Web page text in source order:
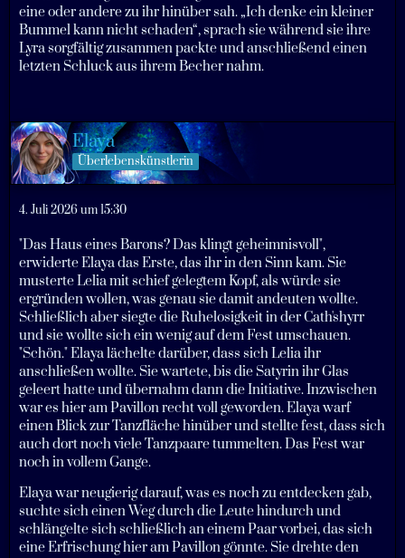
eine oder andere zu ihr hinüber sah. „Ich denke ein kleiner
Bummel kann nicht schaden“, sprach sie während sie ihre
Lyra sorgfältig zusammen packte und anschließend einen
letzten Schluck aus ihrem Becher nahm.
Elaya
Überlebenskünstlerin
4. Juli 2026 um 15:30
"Das Haus eines Barons? Das klingt geheimnisvoll",
erwiderte Elaya das Erste, das ihr in den Sinn kam. Sie
musterte Lelia mit schief gelegtem Kopf, als würde sie
ergründen wollen, was genau sie damit andeuten wollte.
Schließlich aber siegte die Ruhelosigkeit in der Cath'shyrr
und sie wollte sich ein wenig auf dem Fest umschauen.
"Schön." Elaya lächelte darüber, dass sich Lelia ihr
anschließen wollte. Sie wartete, bis die Satyrin ihr Glas
geleert hatte und übernahm dann die Initiative. Inzwischen
war es hier am Pavillon recht voll geworden. Elaya warf
einen Blick zur Tanzfläche hinüber und stellte fest, dass sich
auch dort noch viele Tanzpaare tummelten. Das Fest war
noch in vollem Gange.
Elaya war neugierig darauf, was es noch zu entdecken gab,
suchte sich einen Weg durch die Leute hindurch und
schlängelte sich schließlich an einem Paar vorbei, das sich
eine Erfrischung hier am Pavillon gönnte. Sie drehte den